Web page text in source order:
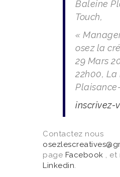
Baleine
Touch,
«
osez la
29 Mars
22h00, La
inscrivez-
Contactez nous
page Facebook , et
Linkedin.